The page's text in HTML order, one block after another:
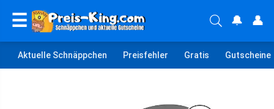
☰ 🔔 👤
Aktuelle Schnäppchen Preisfehler Gratis Gutscheine